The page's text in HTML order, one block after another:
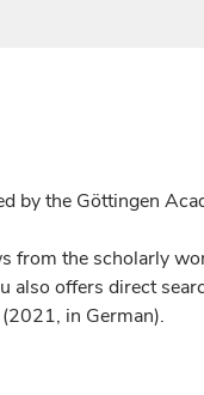
by the Göttingen
from the scholarly
also offers direct
(2021, in German).